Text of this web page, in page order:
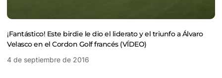
¡Fantástico! Este birdie le dio el liderato y el triunfo a Álvaro
Velasco en el Cordon Golf francés (VÍDEO)
4 de septiembre de 2016